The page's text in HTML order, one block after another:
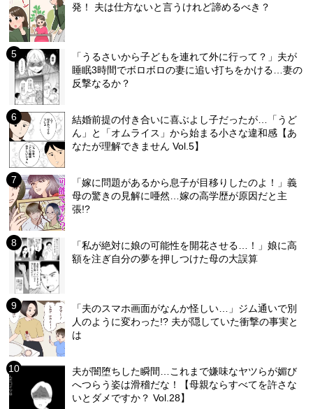
発！ 夫は仕方ないと言うけれど諦めるべき？
「うるさいから子どもを連れて外に行って？」夫が
睡眠3時間でボロボロの妻に追い打ちをかける…妻の
反撃なるか？
結婚前提の付き合いに喜ぶよし子だったが…「うど
ん」と「オムライス」から始まる小さな違和感【あ
なたが理解できません Vol.5】
「嫁に問題があるから息子が目移りしたのよ！」義
母の驚きの見解に唖然…嫁の高学歴が原因だと主
張!?
「私が絶対に娘の可能性を開花させる…！」娘に高
額を注ぎ自分の夢を押しつけた母の大誤算
「夫のスマホ画面がなんか怪しい…」ジム通いで別
人のように変わった!? 夫が隠していた衝撃の事実と
は
夫が闇堕ちした瞬間…これまで嫌味なヤツらが媚び
へつらう姿は滑稽だな！【母親ならすべてを許さな
いとダメですか？ Vol.28】